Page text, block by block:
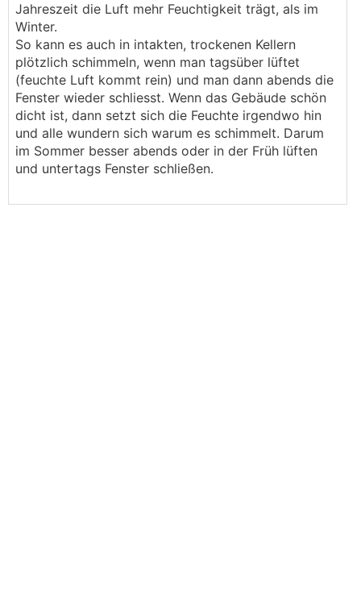
Jahreszeit die Luft mehr Feuchtigkeit trägt, als im
Winter.
So kann es auch in intakten, trockenen Kellern
plötzlich schimmeln, wenn man tagsüber lüftet
(feuchte Luft kommt rein) und man dann abends die
Fenster wieder schliesst. Wenn das Gebäude schön
dicht ist, dann setzt sich die Feuchte irgendwo hin
und alle wundern sich warum es schimmelt. Darum
im Sommer besser abends oder in der Früh lüften
und untertags Fenster schließen.